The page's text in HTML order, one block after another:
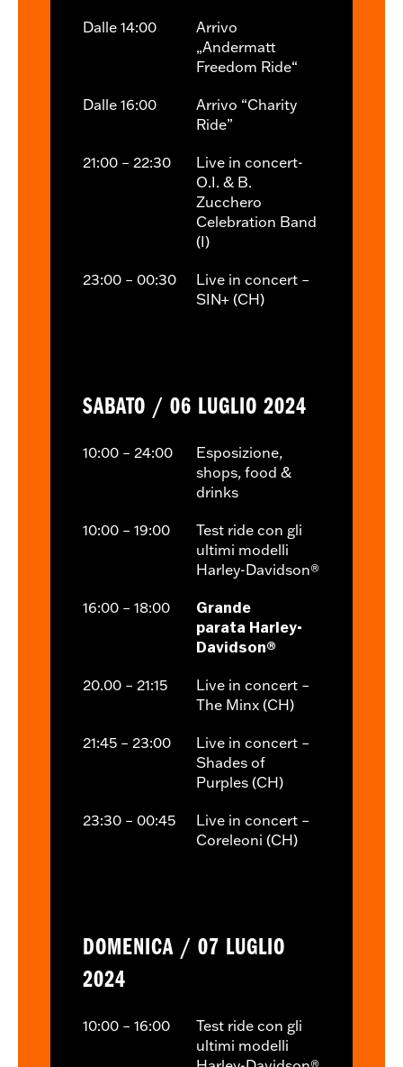
Dalle 14:00
Arrivo
„Andermatt
Freedom Ride“
Dalle 16:00
Arrivo “Charity
Ride”
21:00 – 22:30
Live in concert-
O.I. & B.
Zucchero
Celebration Band
(I)
23:00 – 00:30
Live in concert –
SIN+ (CH)
SABATO / 06 LUGLIO 2024
10:00 – 24:00
Esposizione,
shops, food &
drinks
10:00 – 19:00
Test ride con gli
ultimi modelli
Harley-Davidson®
16:00 – 18:00
Grande
parata Harley-
Davidson®
20.00 – 21:15
Live in concert –
The Minx (CH)
21:45 – 23:00
Live in concert –
Shades of
Purples (CH)
23:30 – 00:45
Live in concert –
Coreleoni (CH)
DOMENICA / 07 LUGLIO
2024
10:00 – 16:00
Test ride con gli
ultimi modelli